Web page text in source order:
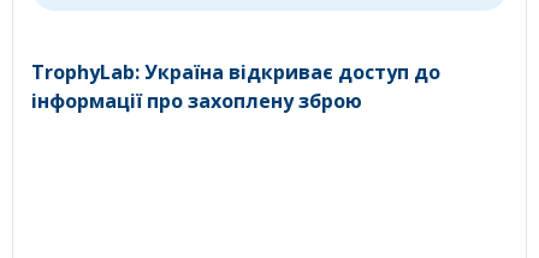
TrophyLab: Україна відкриває доступ до
інформації про захоплену зброю